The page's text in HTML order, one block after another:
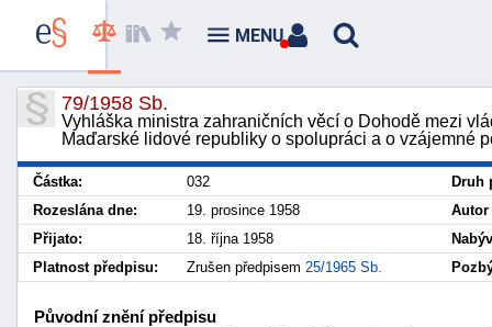
79/1958 Sb.
Vyhláška ministra zahraničních věcí o Dohodě mezi
Maďarské lidové republiky o spolupráci a o vzájemné
Částka: 032
Druh
Rozeslána dne:
19. prosince 1958
Přijato:
18. října 1958
Platnost předpisu:
Zrušen předpisem 25/1965 Sb.
Původní znění předpisu
MENU